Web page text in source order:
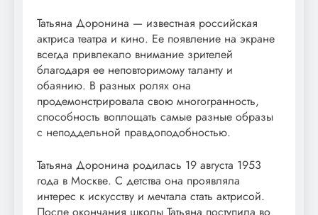
Татьяна Доронина — известная российская
актриса театра и кино. Ее появление на экране
всегда привлекало внимание зрителей
благодаря ее неповторимому таланту и
обаянию. В разных ролях она
продемонстрировала свою многогранность,
способность воплощать самые разные образы
с неподдельной правдоподобностью.
Татьяна Доронина родилась 19 августа 1953
года в Москве. С детства она проявляла
интерес к искусству и мечтала стать актрисой.
После окончания школы Татьяна поступила во